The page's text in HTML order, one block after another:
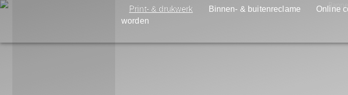
Print- & drukwerk Binnen- & buitenreclame Online
worden